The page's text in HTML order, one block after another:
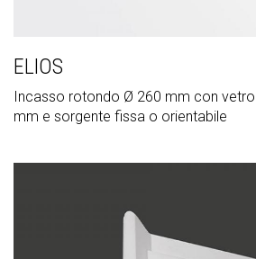
ELIOS
Incasso rotondo Ø 260 mm con
mm e sorgente fissa o orientabile